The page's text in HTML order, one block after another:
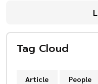
Tag Cloud
Article People